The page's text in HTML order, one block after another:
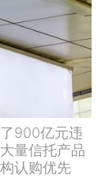
900亿元违
量信托产品
认购优先